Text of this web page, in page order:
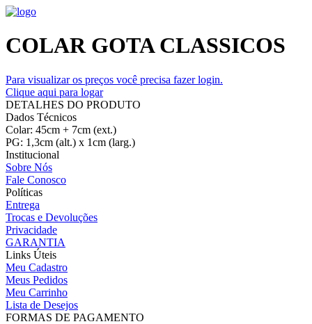
COLAR GOTA CLASSICOS
Para visualizar os preços você precisa fazer login.
Clique aqui para logar
DETALHES DO PRODUTO
Dados Técnicos
Colar: 45cm + 7cm (ext.)
PG: 1,3cm (alt.) x 1cm (larg.)
Institucional
Sobre Nós
Fale Conosco
Políticas
Entrega
Trocas e Devoluções
Privacidade
GARANTIA
Links Úteis
Meu Cadastro
Meus Pedidos
Meu Carrinho
Lista de Desejos
FORMAS DE PAGAMENTO